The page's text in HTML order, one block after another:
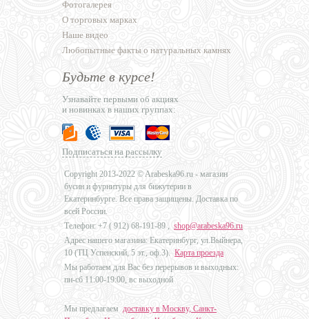
Фотогалерея
О торговых марках
Наше видео
Любопытные факты о натуральных камнях
Будьте в курсе!
Узнавайте первыми об акциях
и новинках в наших группах:
Подписаться на рассылку
Copyright 2013-2022 © Arabeska96.ru - магазин
бусин и фурнитуры для бижутерии в
Екатеринбурге. Все права защищены. Доставка по
всей России.
Телефон: +7 ( 912) 68-191-89 , shop@arabeska96.ru
Адрес нашего магазина: Екатеринбург, ул.Выйнера,
10 (ТЦ Успенский, 5 эт., оф.3). Карта проезда
Мы работаем для Вас без перерывов и выходных:
пн-сб 11:00-19:00, вс выходной
Мы предлагаем доставку в Москву, Санкт-